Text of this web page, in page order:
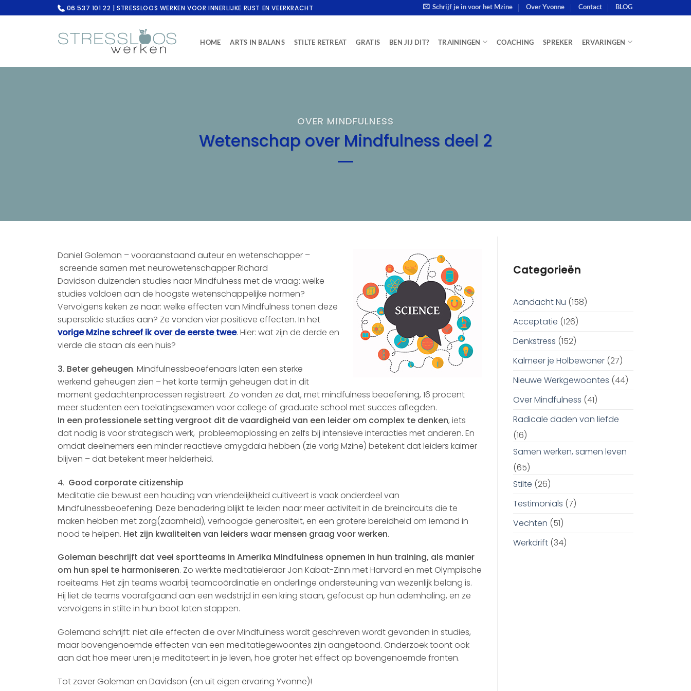
naar
06 537 101 22 | STRESSLOOS WERKEN VOOR INNERLIJKE RUST EN VEERKRACHT Schrijf je in voor het Mzine Over Yvonne Contact BLOG
HOME ARTS IN BALANS STILTE RETREAT GRATIS BEN JIJ DIT? TRAININGEN COACHING SPREKER ERVARINGEN
OVER MINDFULNESS
Wetenschap over Mindfulness deel 2
Daniel Goleman – vooraanstaand auteur en wetenschapper –
screende samen met neurowetenschapper Richard
Davidson duizenden studies naar Mindfulness met de vraag: welke
studies voldoen aan de hoogste wetenschappelijke normen?
Vervolgens keken ze naar: welke effecten van Mindfulness tonen deze
supersolide studies aan? Ze vonden vier positieve effecten. In het
vorige Mzine schreef ik over de eerste twee. Hier: wat zijn de derde en
vierde die staan als een huis?
3. Beter geheugen. Mindfulnessbeoefenaars laten een sterke
werkend geheugen zien – het korte termijn geheugen dat in dit
moment gedachtenprocessen registreert. Zo vonden ze dat, met mindfulness beoefening, 16 procent
meer studenten een toelatingsexamen voor college of graduate school met succes aflegden.
In een professionele setting vergroot dit de vaardigheid van een leider om complex te denken, iets
dat nodig is voor strategisch werk, probleemoplossing en zelfs bij intensieve interacties met anderen. En
omdat deelnemers een minder reactieve amygdala hebben (zie vorig Mzine) betekent dat leiders kalmer
blijven – dat betekent meer helderheid.
4. Good corporate citizenship
Meditatie die bewust een houding van vriendelijkheid cultiveert is vaak onderdeel van
Mindfulnessbeoefening. Deze benadering blijkt te leiden naar meer activiteit in de breincircuits die te
maken hebben met zorg(zaamheid), verhoogde generositeit, en een grotere bereidheid om iemand in
nood te helpen. Het zijn kwaliteiten van leiders waar mensen graag voor werken.
Goleman beschrijft dat veel sportteams in Amerika Mindfulness opnemen in hun training, als manier
om hun spel te harmoniseren. Zo werkte meditatieleraar Jon Kabat-Zinn met Harvard en met Olympische
roeiteams. Het zijn teams waarbij teamcoördinatie en onderlinge ondersteuning van wezenlijk belang is.
Hij liet de teams voorafgaand aan een wedstrijd in een kring staan, gefocust op hun ademhaling, en ze
vervolgens in stilte in hun boot laten stappen.
Golemand schrijft: niet alle effecten die over Mindfulness wordt geschreven wordt gevonden in studies,
maar bovengenoemde effecten van een meditatiegewoontes zijn aangetoond. Onderzoek toont ook
aan dat hoe meer uren je meditateert in je leven, hoe groter het effect op bovengenoemde fronten.
Tot zover Goleman en Davidson (en uit eigen ervaring Yvonne)!
Categorieën
Aandacht Nu (158)
Acceptatie (126)
Denkstress (152)
Kalmeer je Holbewoner (27)
Nieuwe Werkgewoontes (44)
Over Mindfulness (41)
Radicale daden van liefde
(16)
Samen werken, samen leven
(65)
Stilte (26)
Testimonials (7)
Vechten (51)
Werkdrift (34)